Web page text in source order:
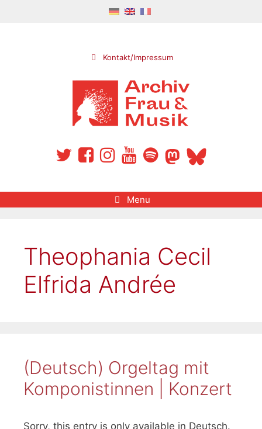
Kontakt/Impressum
Menu
Theophania Cecil
Elfrida Andrée
(Deutsch) Orgeltag mit
Komponistinnen | Konzert
Sorry, this entry is only available in Deutsch.